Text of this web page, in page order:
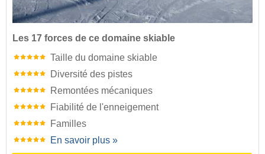
Les 17 forces de ce domaine skiable
Taille du domaine skiable
Diversité des pistes
Remontées mécaniques
Fiabilité de l'enneigement
Familles
En savoir plus »